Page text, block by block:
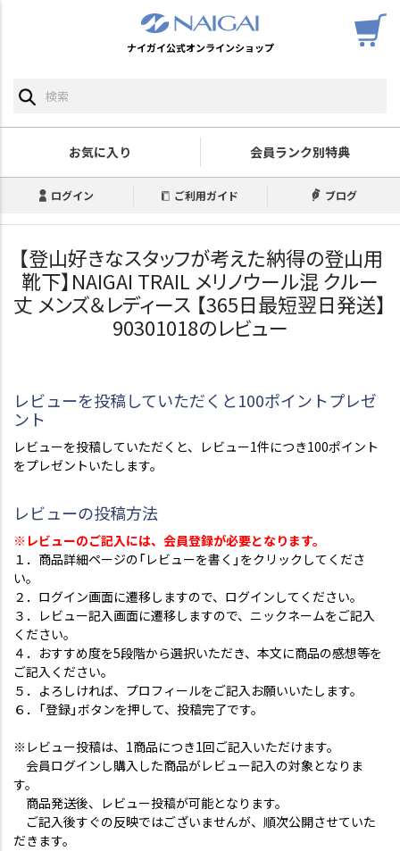
ナイガイ公式オンラインショップ
お気に入り 会員ランク別特典
ログイン ご利用ガイド ブログ
【登山好きなスタッフが考えた納得の登山用
靴下】NAIGAI TRAIL メリノウール混 クルー
丈 メンズ＆レディース 【365日最短翌日発送】
90301018のレビュー
レビューを投稿していただくと100ポイントプレゼ
ント
レビューを投稿していただくと、レビュー1件につき100ポイント
をプレゼントいたします。
レビューの投稿方法
※レビューのご記入には、会員登録が必要となります。
１．商品詳細ページの「レビューを書く」をクリックしてくださ
い。
２．ログイン画面に遷移しますので、ログインしてください。
３．レビュー記入画面に遷移しますので、ニックネームをご記入
ください。
４．おすすめ度を5段階から選択いただき、本文に商品の感想等を
ご記入ください。
５．よろしければ、プロフィールをご記入お願いいたします。
６．「登録」ボタンを押して、投稿完了です。
※レビュー投稿は、1商品につき1回ご記入いただけます。
会員ログインし購入した商品がレビュー記入の対象となりま
す。
商品発送後、レビュー投稿が可能となります。
ご記入後すぐの反映ではございませんが、順次公開させていた
だきます。